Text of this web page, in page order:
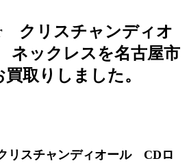
リスチャンディオ
ックレスを名古屋市
取りしました。
スチャンディオール CDロ